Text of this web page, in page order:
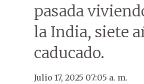
pasada
la India, siete
caducado.
Julio 17, 2025 07:05 a. m.